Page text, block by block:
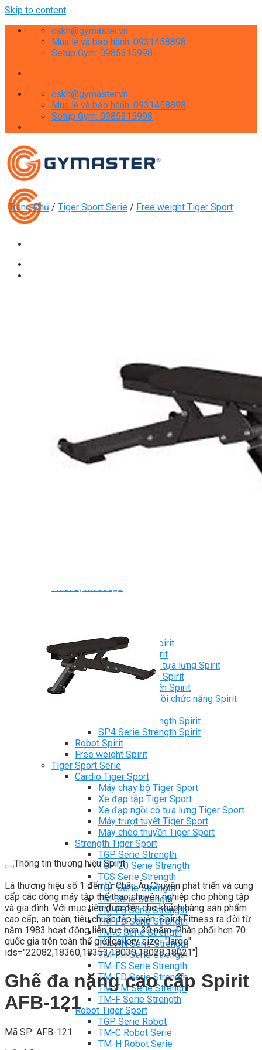
Skip to content
cskh@gymaster.vn
Mua lẻ và bảo hành: 0931458898
Setup Gym: 0985315998
cskh@gymaster.vn
Mua lẻ và bảo hành: 0931458898
Setup Gym: 0985315998
Máy Trượt Tuyết
Máy Chèo Thuyền
Máy Leo Cầu Thang
Máy tập phục hồi chức năng
Thiết Bị Phòng Gym chuyên dụng
Máy Khối Tập Với Cáp
Máy khối đa năng
Robot
Ghế Tập Đa Năng
Thiết Bị Massage
Máy chạy bộ Spirit
Xe đạp tập Spirit
Xe đạp ngồi có tựa lưng Spirit
Máy trượt tuyết Spirit
Máy chèo thuyền Spirit
Máy tập phục hồi chức năng Spirit
SP3 Serie Strength Spirit
SP4 Serie Strength Spirit
Robot Spirit
Free weight Spirit
Tiger Sport Serie
Cardio Tiger Sport
Máy chạy bộ Tiger Sport
Xe đạp tập Tiger Sport
Xe đạp ngồi có tựa lưng Tiger Sport
Máy trượt tuyết Tiger Sport
Máy chèo thuyền Tiger Sport
Strength Tiger Sport
TGP Serie Strength
TGP 20 Serie Strength
TGS Serie Strength
TGF Serie Strength
TM Serie Strength
TM-FB Serie Strength
TM-FD Serie Strength
TM-C Serie Strength
TM-AN Serie Strength
TM-FH Serie Strength
TM-FS Serie Strength
TM-FD Serie Strength
TM-FM Serie Strengh
TM-F Serie Strength
Robot Tiger Sport
TGP Serie Robot
TM-C Robot Serie
TM-H Robot Serie
Trang Chủ / Tiger Sport Serie / Free weight Tiger Sport
Thông tin thương hiệu Spirit
Là thương hiệu số 1 đến từ Châu Âu.Chuyên phát triển và cung
cấp các dòng máy tập thể thao chuyên nghiệp cho phòng tập
và gia đình. Với mục tiêu đưa đến cho khách hàng sản phẩm
cao cấp, an toàn, tiêu chuẩn tập luyện. Spirit Fitness ra đời từ
năm 1983 hoạt động liên tục hơn 30 năm. Phân phối hơn 70
quốc gia trên toàn thế giới[gallery size="large"
ids="22082,18360,18353,18030,18028,18021"]
Ghế đa năng cao cấp Spirit
AFB-121
Mã SP: AFB-121